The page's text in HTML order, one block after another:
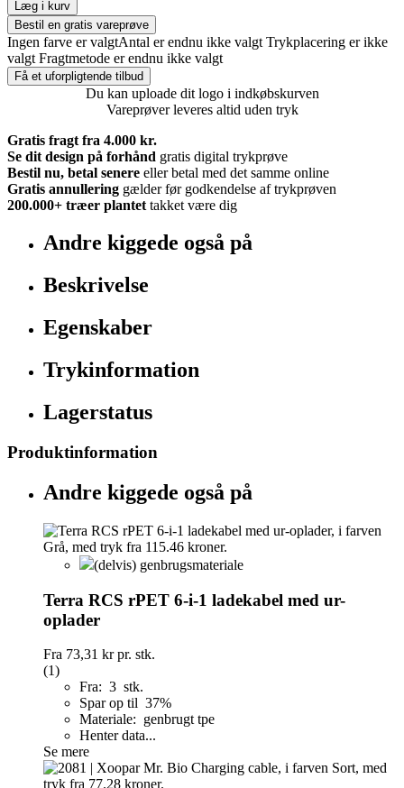
Læg i kurv
Bestil en gratis vareprøve
Ingen farve er valgtAntal er endnu ikke valgt Trykplacering er ikke
valgt Fragtmetode er endnu ikke valgt
Få et uforpligtende tilbud
Du kan uploade dit logo i indkøbskurven
Vareprøver leveres altid uden tryk
Gratis fragt fra 4.000 kr.
Se dit design på forhånd gratis digital trykprøve
Bestil nu, betal senere eller betal med det samme online
Gratis annullering gælder før godkendelse af trykprøven
200.000+ træer plantet takket være dig
Andre kiggede også på
Beskrivelse
Egenskaber
Trykinformation
Lagerstatus
Produktinformation
Andre kiggede også på
(delvis) genbrugsmateriale
Terra RCS rPET 6-i-1 ladekabel med ur-
oplader
Fra 73,31 krpr. stk.
(1)
Fra: 3 stk.
Spar op til 37%
Materiale: genbrugt tpe
Henter data...
Se mere